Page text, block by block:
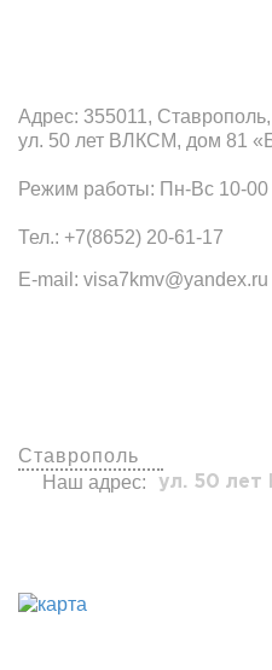
Адрес: 355011, Ставрополь,
ул. 50 лет ВЛКСМ, дом 81
Режим работы: Пн-Вс 10-00
Тел.: +7(8652) 20-61-17
E-mail: visa7kmv@yandex.ru
Ставрополь
Наш адрес:
ул. 50 лет